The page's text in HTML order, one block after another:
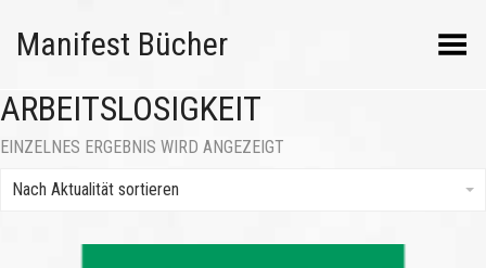
Manifest Bücher Menü umschalten
ARBEITSLOSIGKEIT
EINZELNES ERGEBNIS WIRD ANGEZEIGT
Nach Aktualität sortieren